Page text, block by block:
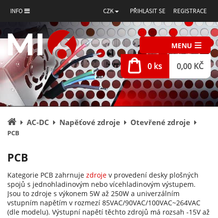
INFO CZK PŘIHLÁSIT SE REGISTRACE
MENU
0 ks 0,00 KČ
Úvodní
stránka
AC-DC Napěťové zdroje Otevřené zdroje
PCB
PCB
Kategorie PCB zahrnuje zdroje v provedení desky plošných
spojů s jednohladinovým nebo vícehladinovým výstupem.
Jsou to zdroje s výkonem 5W až 250W a univerzálním
vstupním napětím v rozmezí 85VAC/90VAC/100VAC~264VAC
(dle modelu). Výstupní napětí těchto zdrojů má rozsah -15V až